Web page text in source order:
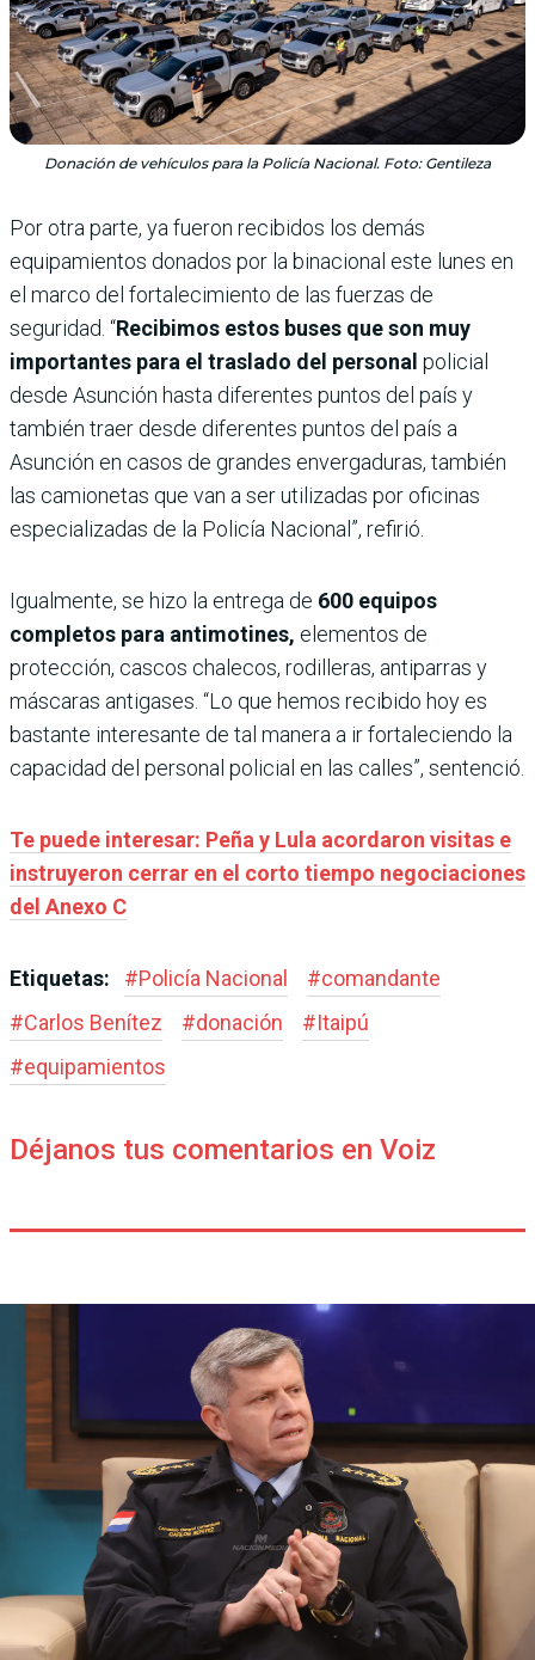
Donación de vehículos para la Policía Nacional. Foto: Gentileza
Por otra parte, ya fueron recibidos los demás
equipamientos donados por la binacional este lunes en
el marco del fortalecimiento de las fuerzas de
seguridad. “Recibimos estos buses que son muy
importantes para el traslado del personal policial
desde Asunción hasta diferentes puntos del país y
también traer desde diferentes puntos del país a
Asunción en casos de grandes envergaduras, también
las camionetas que van a ser utilizadas por oficinas
especializadas de la Policía Nacional”, refirió.
Igualmente, se hizo la entrega de 600 equipos
completos para antimotines, elementos de
protección, cascos chalecos, rodilleras, antiparras y
máscaras antigases. “Lo que hemos recibido hoy es
bastante interesante de tal manera a ir fortaleciendo la
capacidad del personal policial en las calles”, sentenció.
Te puede interesar: Peña y Lula acordaron visitas e
instruyeron cerrar en el corto tiempo negociaciones
del Anexo C
Etiquetas: #Policía Nacional #comandante
#Carlos Benítez #donación #Itaipú
#equipamientos
Déjanos tus comentarios en Voiz